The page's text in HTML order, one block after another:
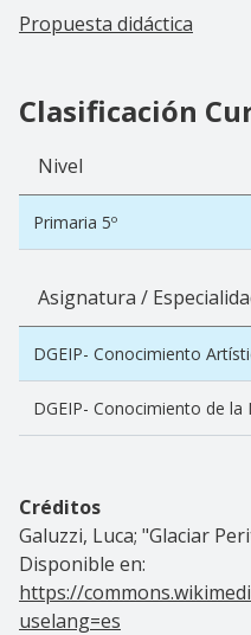
Propuesta didáctica
Clasificación
Nivel
Primaria 5º
Asignatura /
DGEIP- Conocimiento
DGEIP- Conocimiento de la
Créditos
Galuzzi, Luca; "Glaciar
Disponible en:
https://
uselang=es